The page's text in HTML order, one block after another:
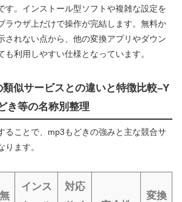
す。インストール型ソフトや複雑な設定を
ラウザ上だけで操作が完結します。無料か
されない点から、他の変換アプリやダウン
も利用しやすい仕様となっています。
似サービスとの違いと特徴比較–Y
き等の名称別整理
ることで、mp3もどきの強みと主な競合サ
ります。
無
インス
対応
変換